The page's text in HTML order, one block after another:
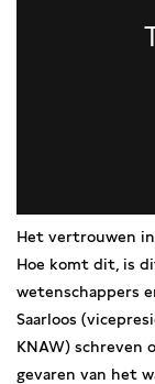
Het vertrouwen
Hoe komt dit, is
wetenschappers
Saarloos
KNAW) schreven
gevaren van het